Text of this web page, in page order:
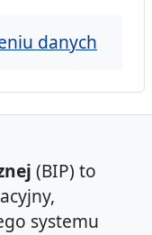
danych
(BIP) to
systemu